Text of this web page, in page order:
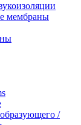
мембраны
/